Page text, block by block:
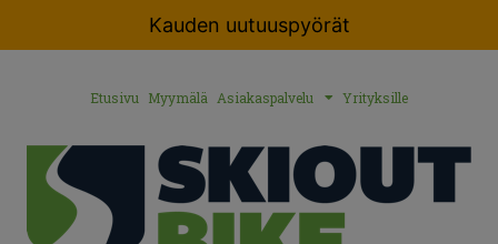
Kauden uutuuspyörät
Etusivu Myymälä Asiakaspalvelu Yrityksille